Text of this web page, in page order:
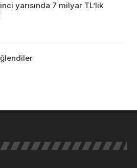
yarısında 7 milyar TL’lik